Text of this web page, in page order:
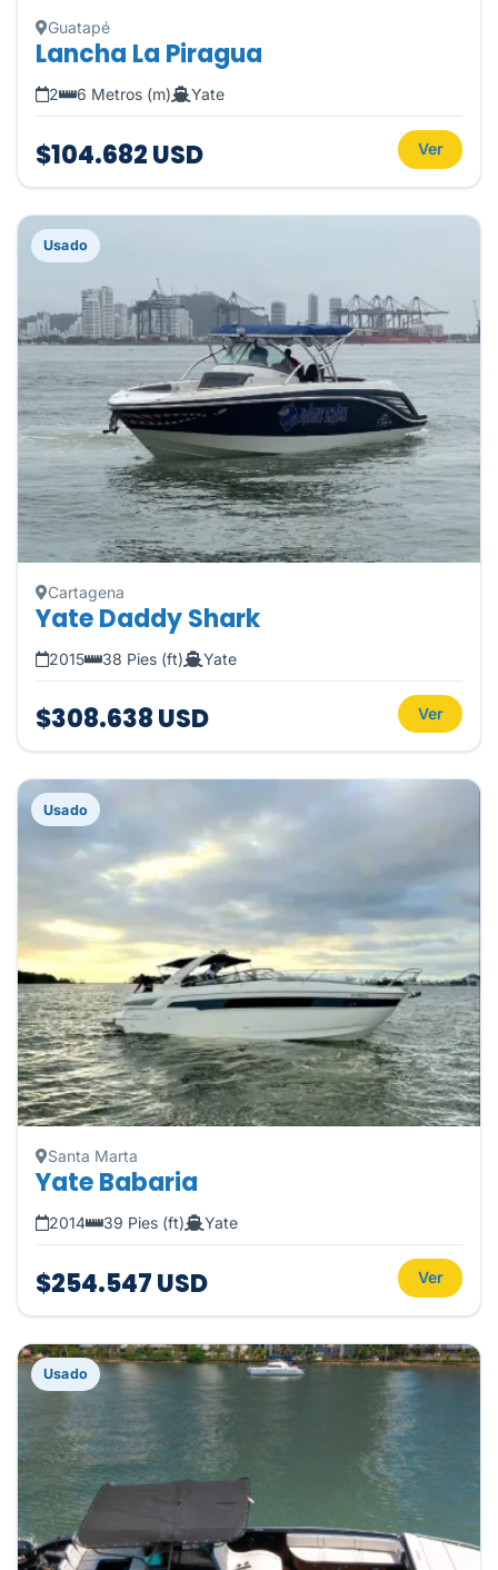
Guatapé
Lancha La Piragua
2 6 Metros (m) Yate
$104.682 USD Ver
Usado
Cartagena
Yate Daddy Shark
2015 38 Pies (ft) Yate
$308.638 USD Ver
Usado
Santa Marta
Yate Babaria
2014 39 Pies (ft) Yate
$254.547 USD Ver
Usado